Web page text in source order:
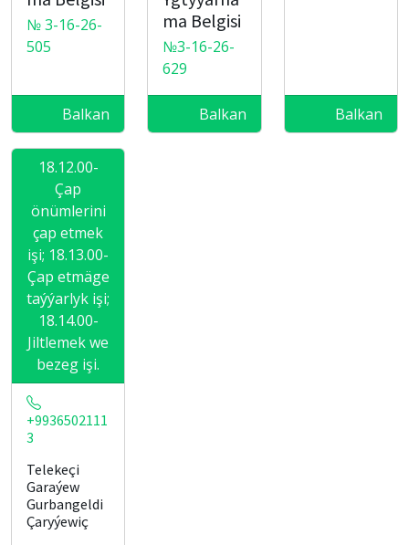
№ 3-16-26-
505
Balkan
ma Belgisi
№3-16-26-
629
Balkan Balkan
18.12.00-
Çap
önümlerini
çap etmek
işi; 18.13.00-
Çap etmäge
taýýarlyk işi;
18.14.00-
Jiltlemek we
bezeg işi.
+9936502111
3
Telekeçi
Garaýew
Gurbangeldi
Çaryýewiç